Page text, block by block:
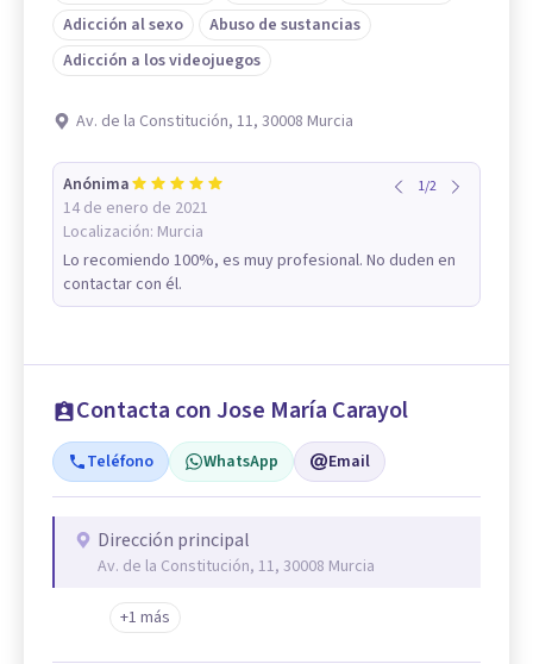
Adicción al sexo
Abuso de sustancias
Adicción a los videojuegos
Av. de la Constitución, 11, 30008 Murcia
Anónima
14 de enero de 2021
Localización: Murcia
1/2
Lo recomiendo 100%, es muy profesional. No duden en
contactar con él.
Contacta con Jose María Carayol
Teléfono WhatsApp Email
Dirección principal
Av. de la Constitución, 11, 30008 Murcia
+1 más